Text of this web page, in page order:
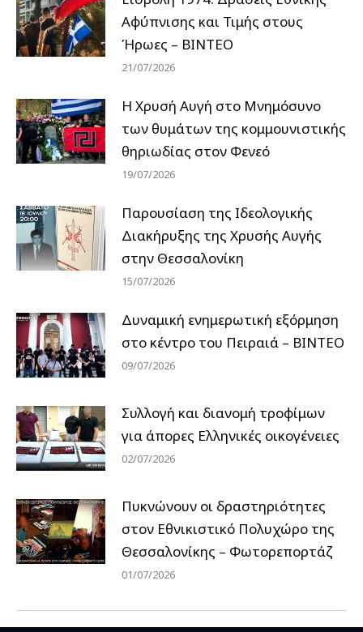
Αφύπνισης και Τιμής στους
Ήρωες – ΒΙΝΤΕΟ
21/07/2026
Η Χρυσή Αυγή στο Μνημόσυνο
των θυμάτων της κομμουνιστικής
θηριωδίας στον Φενεό
19/07/2026
Παρουσίαση της Ιδεολογικής
Διακήρυξης της Χρυσής Αυγής
στην Θεσσαλονίκη
15/07/2026
Δυναμική ενημερωτική εξόρμηση
στο κέντρο του Πειραιά – ΒΙΝΤΕΟ
09/07/2026
Συλλογή και διανομή τροφίμων
για άπορες Ελληνικές οικογένειες
02/07/2026
Πυκνώνουν οι δραστηριότητες
στον Εθνικιστικό Πολυχώρο της
Θεσσαλονίκης – Φωτορεπορτάζ
01/07/2026